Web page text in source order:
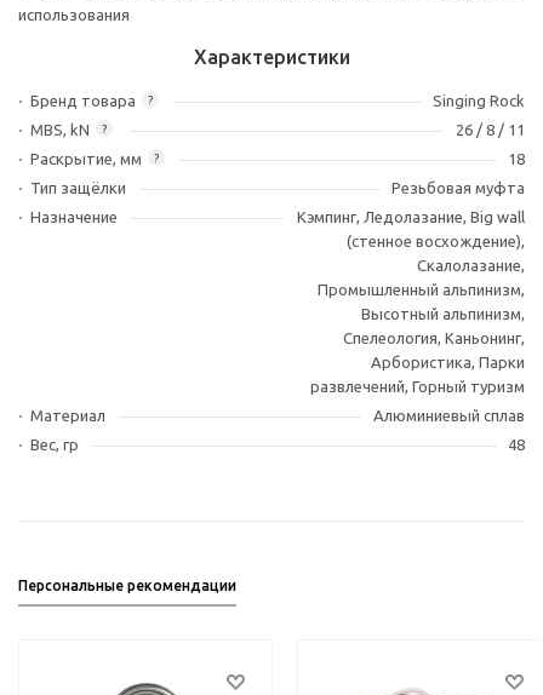
использования
Характеристики
?
Бренд товара Singing Rock
?
MBS, kN 26 / 8 / 11
?
Раскрытие, мм
18
Тип защёлки
Резьбовая муфта
Назначение
Кэмпинг, Ледолазание, Big wall
(стенное восхождение),
Скалолазание,
Промышленный альпинизм,
Высотный альпинизм,
Спелеология, Каньонинг,
Арбористика, Парки
развлечений, Горный туризм
Материал
Алюминиевый сплав
Вес, гр
48
Персональные рекомендации